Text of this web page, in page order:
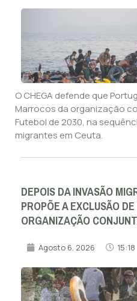
O CHEGA defende que
Marrocos da organização
Futebol de 2030, na
migrantes em Ceuta.
DEPOIS DA INVASÃO
PROPÕE A EXCLUSÃO
ORGANIZAÇÃO
Agosto 6, 2026 15:18